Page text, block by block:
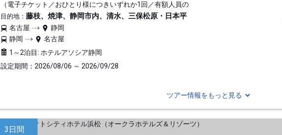
（電子チケット／おひとり様につきいずれか1回／有額人員の
目的地： 藤枝、焼津、静岡市内、清水、三保松原・日本平
名古屋
静岡
静岡
名古屋
1～2泊目: ホテルアソシア静岡
設定期間：2026/08/06 ～ 2026/09/28
ツアー情報をもっと見る
3日間